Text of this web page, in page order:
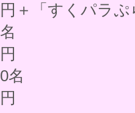
「すくパラぷ
名
名